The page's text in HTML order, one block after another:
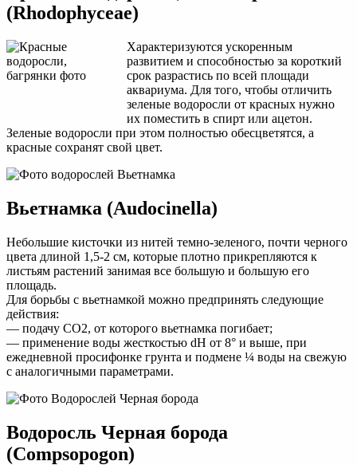
(Rhodophyceae)
Характеризуются ускоренным
развитием и способностью за короткий
срок разрастись по всей площади
аквариума. Для того, чтобы отличить
зеленые водоросли от красных нужно
их поместить в спирт или ацетон.
Зеленые водоросли при этом полностью обесцветятся, а
красные сохранят свой цвет.
Вьетнамка (Audocinella)
Небольшие кисточки из нитей темно-зеленого, почти черного
цвета длиной 1,5-2 см, которые плотно прикрепляются к
листьям растений занимая все большую и большую его
площадь.
Для борьбы с вьетнамкой можно предпринять следующие
действия:
— подачу CO2, от которого вьетнамка погибает;
— применение воды жесткостью dH от 8° и выше, при
ежедневной просифонке грунта и подмене ¼ воды на свежую
с аналогичными параметрами.
Водоросль Черная борода
(Compsopogon)